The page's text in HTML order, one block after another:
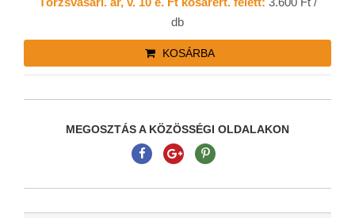
db
KOSÁRBA
MEGOSZTÁS A KÖZÖSSÉGI OLDALAKON